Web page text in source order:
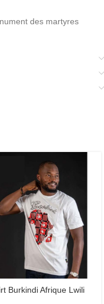
des martyres
Burkindi Afrique Lwili